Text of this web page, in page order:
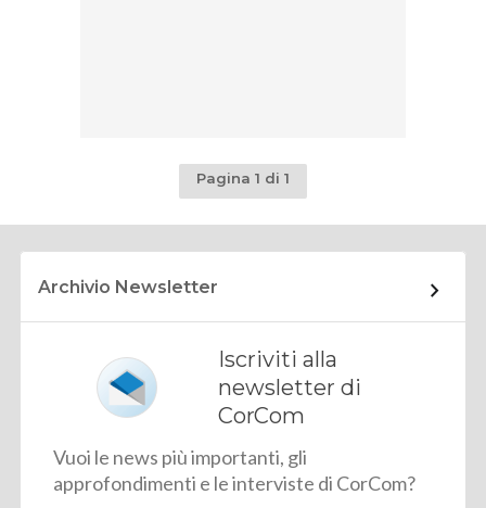
Pagina 1 di 1
Archivio Newsletter
Iscriviti alla
newsletter di
CorCom
Vuoi le news più importanti, gli
approfondimenti e le interviste di CorCom?